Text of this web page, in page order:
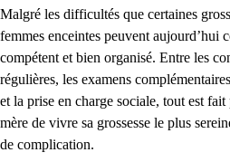
Malgré les difficultés que certaines
femmes enceintes peuvent aujourd’hui
compétent et bien organisé. Entre les
régulières, les examens
et la prise en charge sociale, tout est
mère de vivre sa grossesse le plus
de complication.